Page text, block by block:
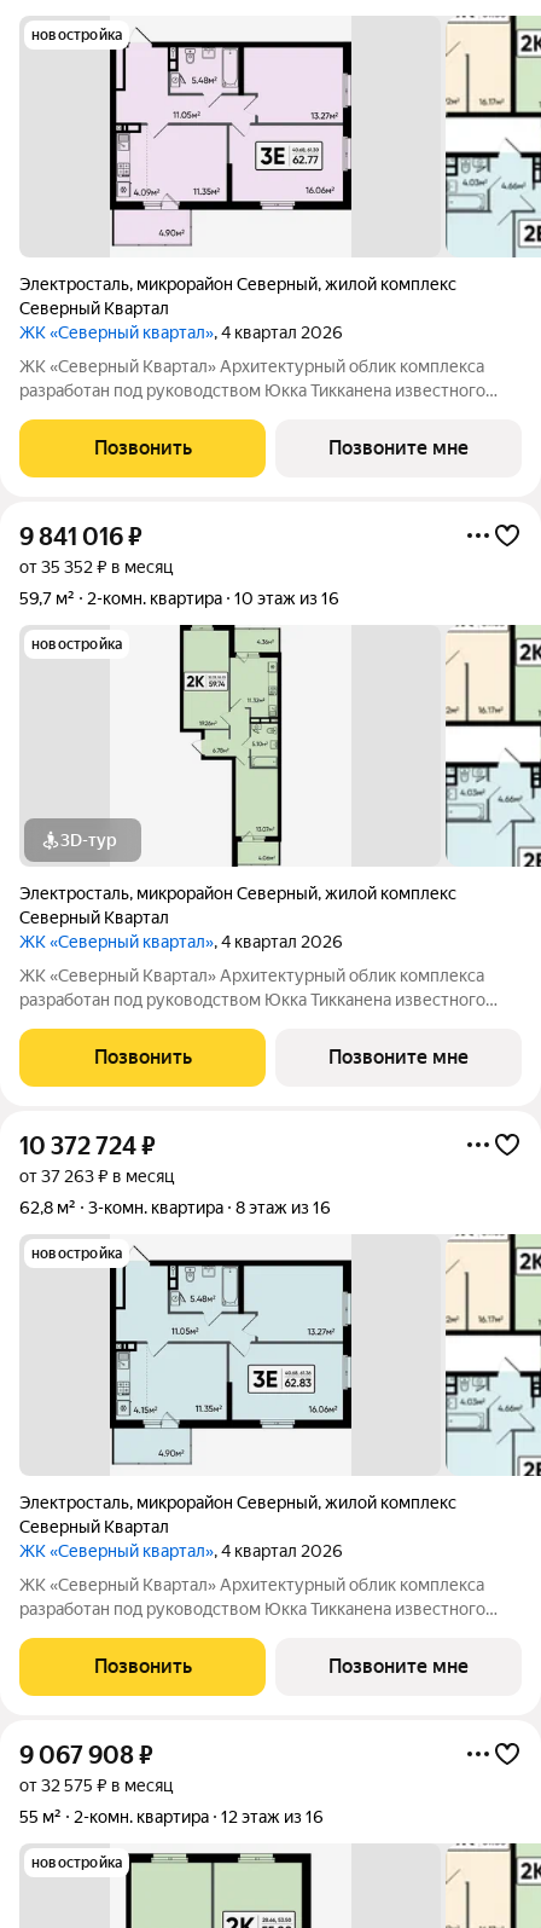
новостройка
Электросталь, микрорайон Северный,жилой комплекс
Северный Квартал
ЖК «Северный квартал», 4 квартал 2026
ЖК «Северный Квартал» Архитектурный облик комплекса
разработан под руководством Юкка Тикканена известного
сочетании современного дизайна и северной эстетики. В
данном проекте Тикканен удачно
Позвонить Позвоните мне
9 841 016₽
от 35 352 ₽ в месяц
59,7 м²
2-комн. квартира 10 этаж из 16
новостройка
3D-тур
Электросталь, микрорайон Северный,жилой комплекс
Северный Квартал
ЖК «Северный квартал», 4 квартал 2026
ЖК «Северный Квартал» Архитектурный облик комплекса
разработан под руководством Юкка Тикканена известного
сочетании современного дизайна и северной эстетики. В
данном проекте Тикканен удачно
Позвонить Позвоните мне
10 372 724₽
от 37 263 ₽ в месяц
62,8 м²
3-комн. квартира 8 этаж из 16
новостройка
Электросталь, микрорайон Северный,жилой комплекс
Северный Квартал
ЖК «Северный квартал», 4 квартал 2026
ЖК «Северный Квартал» Архитектурный облик комплекса
разработан под руководством Юкка Тикканена известного
сочетании современного дизайна и северной эстетики. В
данном проекте Тикканен удачно
Позвонить Позвоните мне
9 067 908₽
от 32 575 ₽ в месяц
55 м²
2-комн. квартира 12 этаж из 16
новостройка